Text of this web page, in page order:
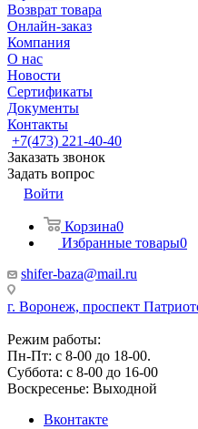
Возврат товара
Онлайн-заказ
Компания
О нас
Новости
Сертификаты
Документы
Контакты
+7(473) 221-40-40
Заказать звонок
Задать вопрос
Войти
Корзина0
Избранные товары0
shifer-baza@mail.ru
г. Воронеж, проспект
Режим работы:
Пн-Пт: с 8-00 до 18-00.
Суббота: с 8-00 до 16-00
Воскресенье: Выходной
Вконтакте